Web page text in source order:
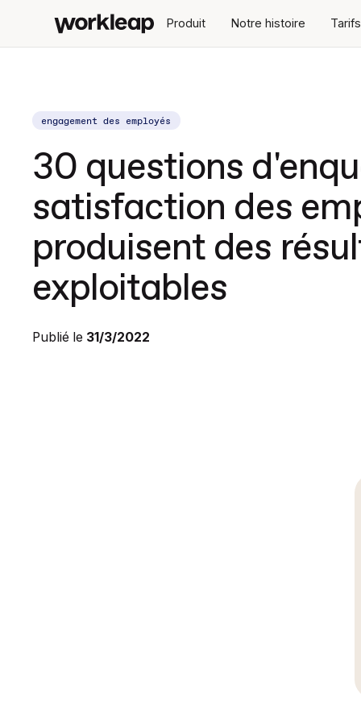
Produit Notre histoire Tarifs
engagement des employés
30 questions
satisfaction des
produisent des
exploitables
Publié le 31/3/2022